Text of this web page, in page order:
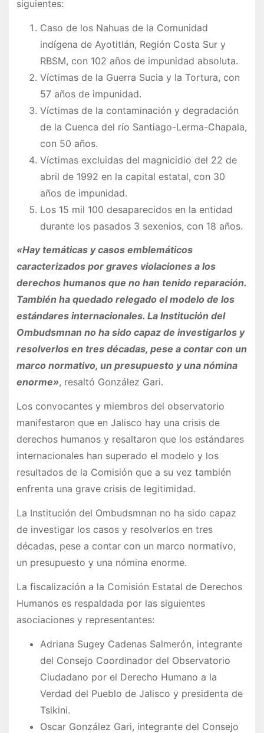
siguientes:
Caso de los Nahuas de la Comunidad
indígena de Ayotitlán, Región Costa Sur y
RBSM, con 102 años de impunidad absoluta.
Víctimas de la Guerra Sucia y la Tortura, con
57 años de impunidad.
Víctimas de la contaminación y degradación
de la Cuenca del río Santiago-Lerma-Chapala,
con 50 años.
Víctimas excluidas del magnicidio del 22 de
abril de 1992 en la capital estatal, con 30
años de impunidad.
Los 15 mil 100 desaparecidos en la entidad
durante los pasados 3 sexenios, con 18 años.
«Hay temáticas y casos emblemáticos
caracterizados por graves violaciones a los
derechos humanos que no han tenido reparación.
También ha quedado relegado el modelo de los
estándares internacionales. La Institución del
Ombudsmnan no ha sido capaz de investigarlos y
resolverlos en tres décadas, pese a contar con un
marco normativo, un presupuesto y una nómina
enorme», resaltó González Gari.
Los convocantes y miembros del observatorio
manifestaron que en Jalisco hay una crisis de
derechos humanos y resaltaron que los estándares
internacionales han superado el modelo y los
resultados de la Comisión que a su vez también
enfrenta una grave crisis de legitimidad.
La Institución del Ombudsmnan no ha sido capaz
de investigar los casos y resolverlos en tres
décadas, pese a contar con un marco normativo,
un presupuesto y una nómina enorme.
La fiscalización a la Comisión Estatal de Derechos
Humanos es respaldada por las siguientes
asociaciones y representantes:
Adriana Sugey Cadenas Salmerón, integrante
del Consejo Coordinador del Observatorio
Ciudadano por el Derecho Humano a la
Verdad del Pueblo de Jalisco y presidenta de
Tsikini.
Oscar González Gari, integrante del Consejo